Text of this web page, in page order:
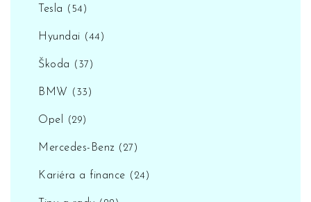
Tesla (54)
Hyundai (44)
Škoda (37)
BMW (33)
Opel (29)
Mercedes-Benz (27)
Kariéra a finance (24)